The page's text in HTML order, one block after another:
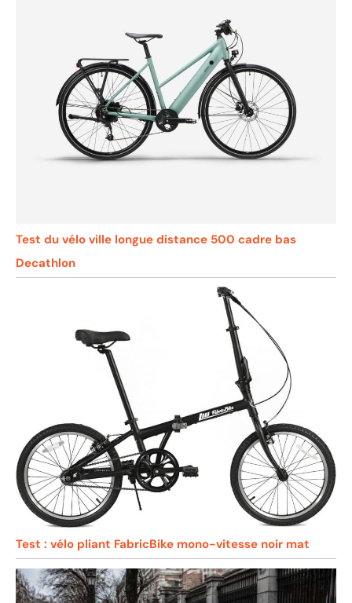
Test du vélo ville longue distance 500 cadre bas
Decathlon
Test : vélo pliant FabricBike mono-vitesse noir mat